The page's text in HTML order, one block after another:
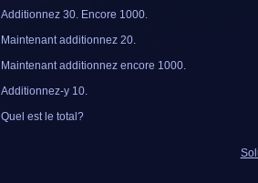
Additionnez 30. Encore 1000.
Maintenant additionnez 20.
Maintenant additionnez encore 1000.
Additionnez-y 10.
Quel est le total?